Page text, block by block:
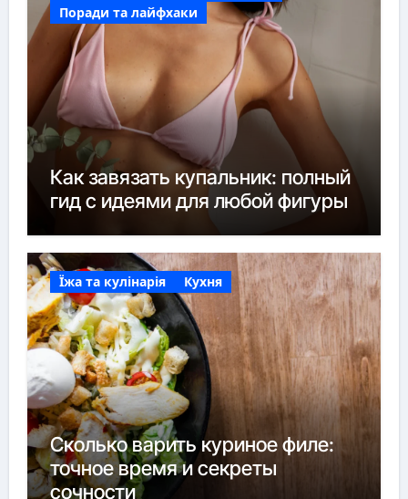
Поради та лайфхаки
Как завязать купальник: полный
гид с идеями для любой фигуры
Їжа та кулінарія Кухня
Сколько варить куриное филе:
точное время и секреты
сочности